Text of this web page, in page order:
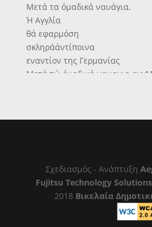
Μετά τα όμαδικά ναυάγια.
Ή Αγγλία
θά εφαρμόση
σκληράάντίποινα
εναντίον της Γερμανίας
Μετά τώ όμαδικά ναυαγια
είς την Βόρειον Θάλασοαν.
διαιτέρα ύπηοεσΐα).— Ή υπό
νσυαγίων έμπορικών σκσφών
άπασχολβ καί σήμερον τούς
θώς καί τάς εφημερίδας. Ώς
Σχεδιασμός - Ανάπτυξη
Fujitsu Technology Solutions
2018 Βικελαία